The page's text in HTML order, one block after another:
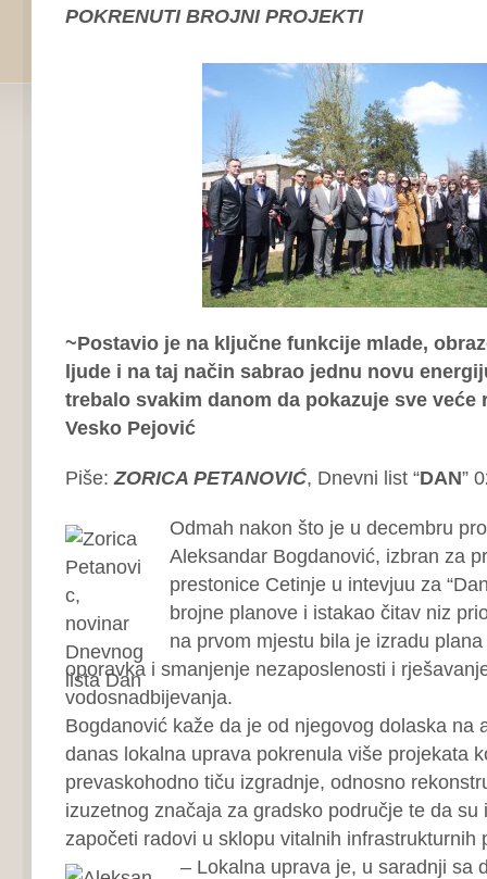
POKRENUTI BROJNI PROJEKTI
~Postavio je na ključne funkcije mlade,
ljude i na taj način sabrao jednu novu
trebalo svakim danom da pokazuje sve veće
Vesko Pejović
Piše: ZORICA PETANOVIĆ, Dnevni list “DAN”
Odmah nakon što je u decembru
Aleksandar Bogdanović, izbran za
prestonice Cetinje u intevjuu za
brojne planove i istakao čitav niz
na prvom mjestu bila je izradu
oporavka i smanjenje nezaposlenosti i
vodosnadbijevanja.
Bogdanović kaže da je od njegovog dolaska na
danas lokalna uprava pokrenula više projekata
prevaskohodno tiču izgradnje, odnosno
izuzetnog značaja za gradsko područje te da su
započeti radovi u sklopu vitalnih infrastrukturnih
– Lokalna uprava je, u saradnji sa